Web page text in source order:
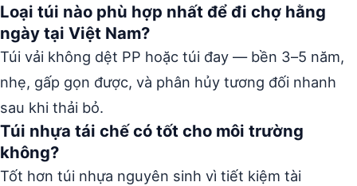
Loại túi nào phù hợp nhất để đi chợ hằng
ngày tại Việt Nam?
Túi vải không dệt PP hoặc túi đay — bền 3–5 năm,
nhẹ, gấp gọn được, và phân hủy tương đối nhanh
sau khi thải bỏ.
Túi nhựa tái chế có tốt cho môi trường
không?
Tốt hơn túi nhựa nguyên sinh vì tiết kiệm tài